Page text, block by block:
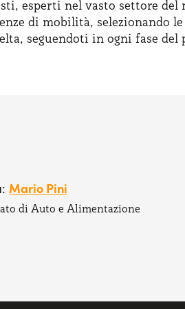
esperti nel vasto settore
di mobilità,
seguendoti in ogni fase
Mario Pini
di Auto e Alimentazione